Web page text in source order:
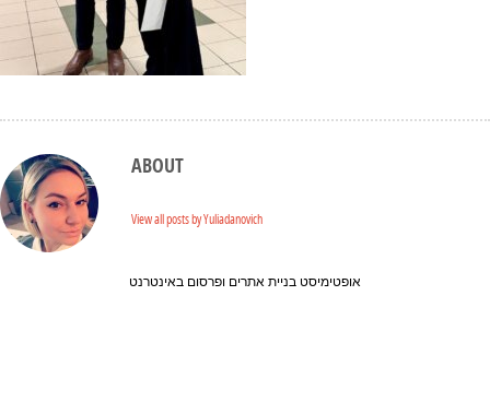
ABOUT
View all posts by Yuliadanovich
אופטימיסט בניית אתרים ופרסום באינטרנט